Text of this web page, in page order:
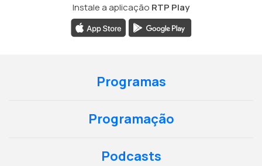
Instale a aplicação RTP Play
Programas
Programação
Podcasts